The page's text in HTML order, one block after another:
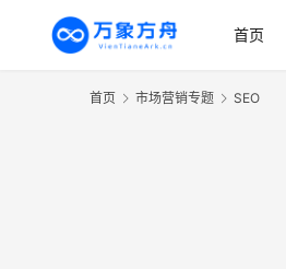
首页
首页 市场营销专题 SEO